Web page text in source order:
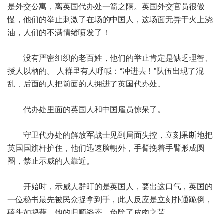
是外交公寓，离英国代办处一箭之隔。英国外交官员很傲
慢，他们的举止刺激了在场的中国人，这场面无异于火上浇
油，人们的不满情绪喷发了！
没有严密组织的老百姓，他们的举止肯定是缺乏理智、
授人以柄的。 人群里有人呼喊：“冲进去！”队伍出现了混
乱，后面的人把前面的人拥进了英国代办处。
代办处里面的英国人和中国雇员惊呆了。
守卫代办处的解放军战士见到局面失控，立刻果断地把
英国国旗杆护住，他们迅速脸朝外，手臂挽着手臂形成圆
圈，禁止示威的人靠近。
开始时，示威人群盯的是英国人，要出这口气，英国的
一位秘书最先被民众捉拿到手，此人反应是立刻扑通跪倒，
磕头如捣蒜。他的归顺姿态，免除了皮肉之苦。